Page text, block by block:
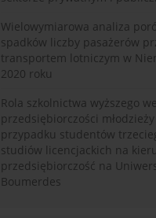
Wielowymiarowa analiza
spadków liczby pasażerów
transportem lotniczym w
2020 roku
Rola szkolnictwa wyższego
przedsiębiorczości
przypadku studentów
studiów licencjackich na
przedsiębiorczość na
Boumerdes